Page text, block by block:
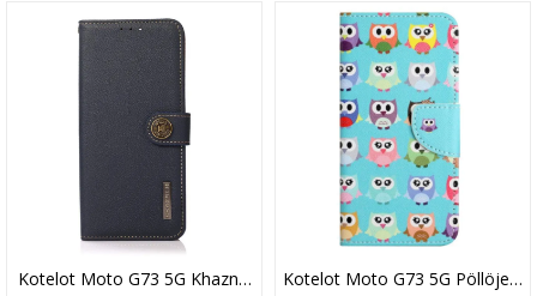
Kotelot Moto G73 5G Khazneh Rfid HihnaKotelot Moto G73 5G Pöllöjen